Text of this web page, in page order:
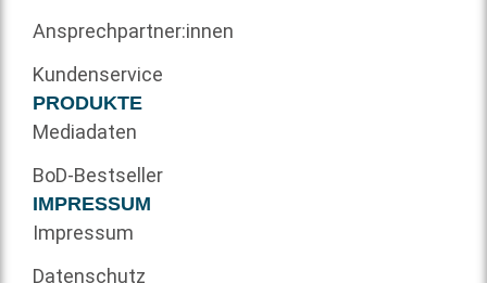
Ansprechpartner:innen
Kundenservice
PRODUKTE
Mediadaten
BoD-Bestseller
IMPRESSUM
Impressum
Datenschutz